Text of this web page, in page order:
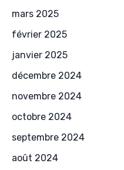
mars 2025
février 2025
janvier 2025
décembre 2024
novembre 2024
octobre 2024
septembre 2024
août 2024